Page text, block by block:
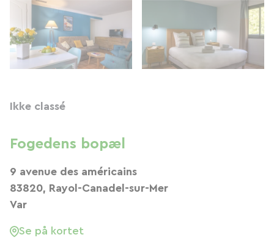
Ikke classé
Fogedens bopæl
9 avenue des américains
83820, Rayol-Canadel-sur-Mer
Var
Se på kortet